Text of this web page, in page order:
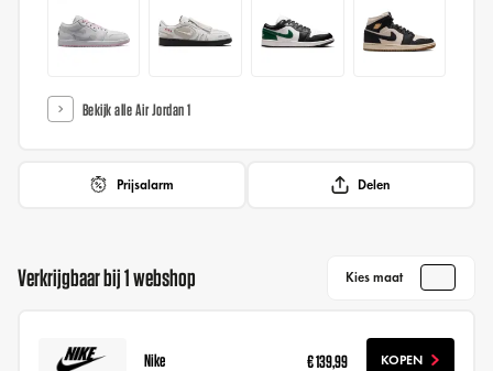
Bekijk alle Air Jordan 1
Prijsalarm Delen
Verkrijgbaar bij 1 webshop Kies maat
Nike € 139,99 KOPEN